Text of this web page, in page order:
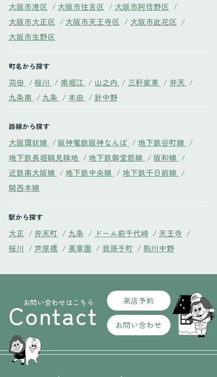
大阪市港区 / 大阪市住吉区 / 大阪市阿倍野区 /
大阪市大正区 / 大阪市天王寺区 / 大阪市此花区 /
大阪市生野区
町名から探す
苅田 / 桜川 / 南堀江 / 山之内 / 三軒家東 / 弁天 /
九条南 / 九条 / 本田 / 針中野
路線から探す
大阪環状線 / 阪神電鉄阪神なんば / 地下鉄谷町線 /
地下鉄長堀鶴見緑地 / 地下鉄御堂筋線 / 阪和線 /
近鉄南大阪線 / 地下鉄中央線 / 地下鉄千日前線 /
関西本線
駅から探す
大正 / 弁天町 / 九条 / ドーム前千代崎 / 天王寺 /
桜川 / 芦原橋 / 美章園 / 我孫子町 / 駒川中野
お問い合わせはこちら
Contact 来店予約
お問い合わせ